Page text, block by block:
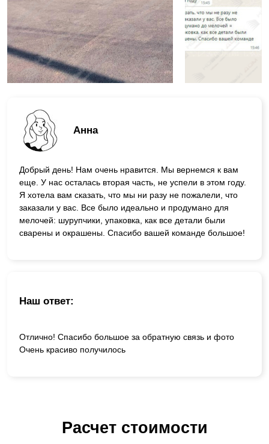
Анна
Добрый день! Нам очень нравится. Мы вернемся к вам
еще. У нас осталась вторая часть, не успели в этом году.
Я хотела вам сказать, что мы ни разу не пожалели, что
заказали у вас. Все было идеально и продумано для
мелочей: шурупчики, упаковка, как все детали были
сварены и окрашены. Спасибо вашей команде большое!
Наш ответ:
Отлично! Спасибо большое за обратную связь и фото
Очень красиво получилось
Расчет стоимости